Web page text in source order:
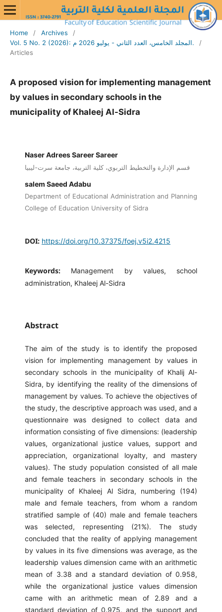
Home / Archives
/
Vol. 5 No. 2 (2026): المجلد الخامس، العدد الثاني - يوليو 2026 م.
/
Articles
A proposed vision for implementing management
by values in secondary schools in the
municipality of Khaleej Al-Sidra
Naser Adrees Sareer Sareer
قسم الإدارة والتخطيط التربوي، كلية التربية، جامعة سرت-ليبيا
salem Saeed Adabu
Department of Educational Administration and Planning
College of Education University of Sidra
DOI: https://doi.org/10.37375/foej.v5i2.4215
Keywords:
Management by values, school
administration, Khaleej Al-Sidra
Abstract
The aim of the study is to identify the proposed
vision for implementing management by values ​​in
secondary schools in the municipality of Khalij Al-
Sidra, by identifying the reality of the dimensions of
management by values. To achieve the objectives of
the study, the descriptive approach was used, and a
questionnaire was designed to collect data and
information consisting of five dimensions: (leadership
values, organizational justice values, support and
appreciation, organizational loyalty, and mastery
values). The study population consisted of all male
and female teachers in secondary schools in the
municipality of Khaleej Al Sidra, numbering (194)
male and female teachers, from whom a random
stratified sample of (40) male and female teachers
was selected, representing (21%). The study
concluded that the reality of applying management
by values ​​in its five dimensions was average, as the
leadership values ​​dimension came with an arithmetic
mean of 3.38 and a standard deviation of 0.958,
while the organizational justice values ​​dimension
came with an arithmetic mean of 2.89 and a
standard deviation of 0.975, and the support and